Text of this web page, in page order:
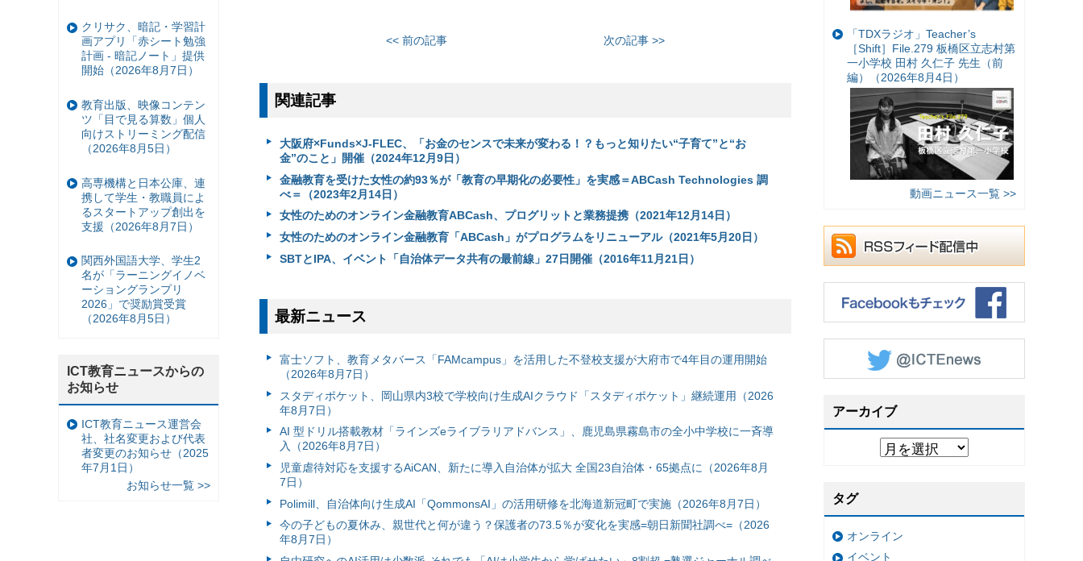
<< 前の記事 次の記事 >>
関連記事
大阪府×Funds×J-FLEC、「お金のセンスで未来が変わる！？もっと知りたい“子育て”と“お
金”のこと」開催（2024年12月9日）
金融教育を受けた女性の約93％が「教育の早期化の必要性」を実感＝ABCash Technologies 調
べ＝（2023年2月14日）
女性のためのオンライン金融教育ABCash、プログリットと業務提携（2021年12月14日）
女性のためのオンライン金融教育「ABCash」がプログラムをリニューアル（2021年5月20日）
SBTとIPA、イベント「自治体データ共有の最前線」27日開催（2016年11月21日）
最新ニュース
富⼠ソフト、教育メタバース「FAMcampus」を活用した不登校支援が大府市で4年目の運用開始
（2026年8月7日）
スタディポケット、岡山県内3校で学校向け生成AIクラウド「スタディポケット」継続運用（2026
年8月7日）
AI 型ドリル搭載教材「ラインズeライブラリアドバンス」、鹿児島県霧島市の全小中学校に一斉導
入（2026年8月7日）
児童虐待対応を支援するAiCAN、新たに導入自治体が拡大 全国23自治体・65拠点に（2026年8月
7日）
Polimill、自治体向け生成AI「QommonsAI」の活用研修を北海道新冠町で実施（2026年8月7日）
今の子どもの夏休み、親世代と何が違う？保護者の73.5％が変化を実感=朝日新聞社調べ=（2026
年8月7日）
「TDXラジオ」Teacher’s
［Shift］File.279 板橋区立志村第
一小学校 田村 久仁子 先生（前
編）（2026年8月4日）
動画ニュース一覧 >>
アーカイブ
タグ
オンライン
イベント
クリサク、暗記・学習計
画アプリ「赤シート勉強
計画 - 暗記ノート」提供
開始（2026年8月7日）
教育出版、映像コンテン
ツ「目で見る算数」個人
向けストリーミング配信
（2026年8月5日）
高専機構と日本公庫、連
携して学生・教職員によ
るスタートアップ創出を
支援（2026年8月7日）
関西外国語大学、学生2
名が「ラーニングイノベ
ーショングランプリ
2026」で奨励賞受賞
（2026年8月5日）
ICT教育ニュースからの
お知らせ
ICT教育ニュース運営会
社、社名変更および代表
者変更のお知らせ（2025
年7月1日）
お知らせ一覧 >>